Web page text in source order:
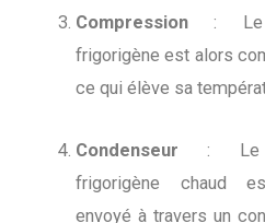
Compression : Le
frigorigène est alors
ce qui élève sa
Condenseur : Le
frigorigène chaud
envoyé à travers un